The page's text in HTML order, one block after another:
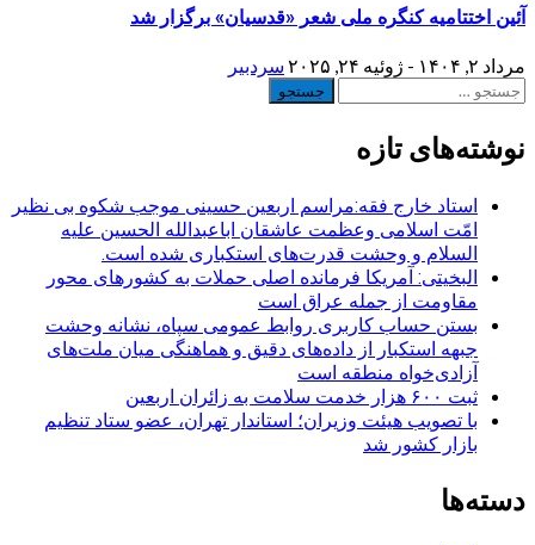
آئین اختتامیه کنگره ملی شعر «قدسیان» برگزار شد
مرداد ۲, ۱۴۰۴ - ژوئیه ۲۴, ۲۰۲۵
سردبیر
جستجو
نوشته‌های تازه
استاد خارج فقه:مراسم اربعین حسینی موجب شکوه بی نظیر
امّت اسلامی وعظمت عاشقان اباعبدالله الحسین علیه
السلام و وحشت قدرت‌های استکباری شده است.
البخیتی: آمریکا فرمانده اصلی حملات به کشورهای محور
مقاومت از جمله عراق است
بستن حساب کاربری روابط عمومی سپاه، نشانه‌ وحشت
جبهه استکبار از داده‌های دقیق و هماهنگی میان ملت‌های
آزادی‌خواه منطقه است
ثبت ۶۰۰ هزار خدمت سلامت به زائران اربعین
با تصویب هیئت وزیران؛ استاندار تهران، عضو ستاد تنظیم
بازار کشور شد
دسته‌ها